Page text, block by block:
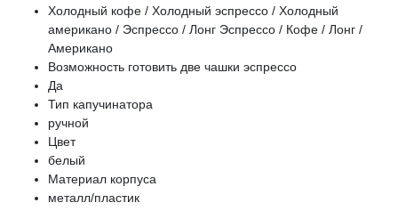
Холодный кофе / Холодный эспрессо / Холодный
американо / Эспрессо / Лонг Эспрессо / Кофе / Лонг /
Американо
Возможность готовить две чашки эспрессо
Да
Тип капучинатора
ручной
Цвет
белый
Материал корпуса
металл/пластик